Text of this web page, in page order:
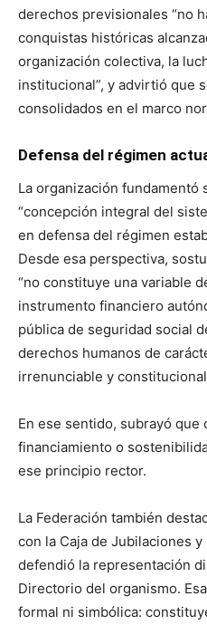
derechos previsionales “no
conquistas históricas
organización colectiva, la
institucional”, y advirtió que
consolidados en el marco
Defensa del régimen
La organización fundamentó
“concepción integral del
en defensa del régimen
Desde esa perspectiva,
“no constituye una variable
instrumento financiero
pública de seguridad social
derechos humanos de
irrenunciable y
En ese sentido, subrayó
financiamiento o
ese principio rector.
La Federación también
con la Caja de Jubilaciones
defendió la representación
Directorio del organismo.
formal ni simbólica: